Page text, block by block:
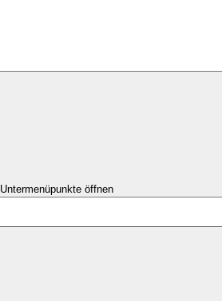
Untermenüpunkte öffnen